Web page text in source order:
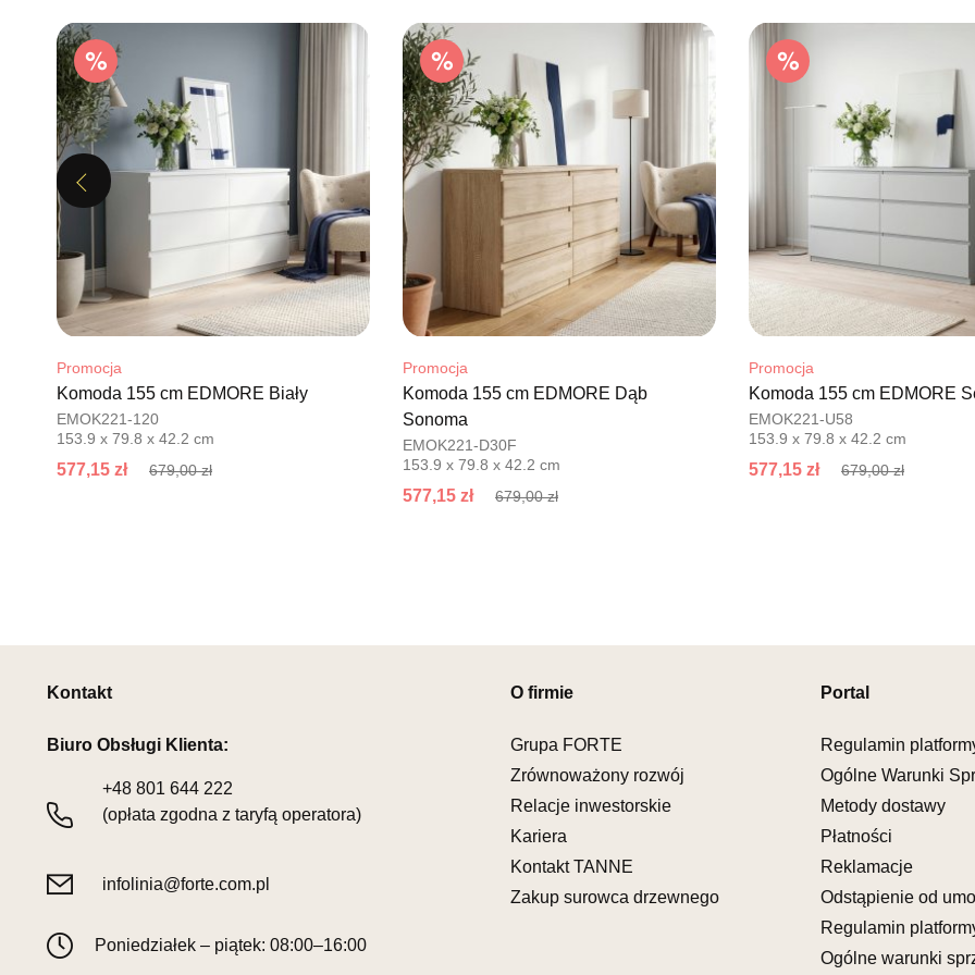
76-100
Adres e-
Godziny
Pn-Pt:
SALON
UL.PLAC
76-200
Nr tel.
Adres e-
Pn-Pt:
SALON
78-600
Adres e-
Godziny
SALON
Salon
83-340
Previous
Promocja
Komoda 155 cm EDMORE Biały
EMOK221-120
153.9 x 79.8 x 42.2 cm
577,15 zł 679,00 zł
Promocja
Komoda 155 cm EDMORE Dąb
Sonoma
EMOK221-D30F
153.9 x 79.8 x 42.2 cm
577,15 zł 679,00 zł
Promocja
Komoda 155 cm EDMORE
EMOK221-U58
153.9 x 79.8 x 42.2 cm
577,15 zł 679,00 zł
Kontakt
Biuro Obsługi Klienta:
+48 801 644 222
(opłata zgodna z taryfą operatora)
infolinia@forte.com.pl
Poniedziałek – piątek: 08:00–16:00
O firmie
Grupa FORTE
Zrównoważony rozwój
Relacje inwestorskie
Kariera
Kontakt TANNE
Zakup surowca drzewnego
Portal
Regulamin
Ogólne Warunki
Metody dostawy
Płatności
Reklamacje
Odstąpienie od
Regulamin
Ogólne warunki